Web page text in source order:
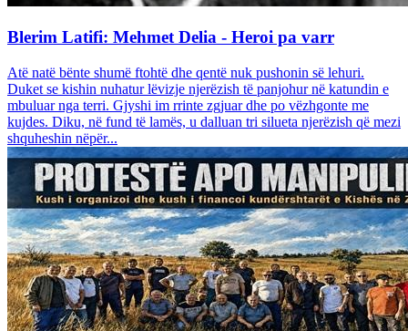
Blerim Latifi: Mehmet Delia - Heroi pa varr
Atë natë bënte shumë ftohtë dhe qentë nuk pushonin së lehuri.
Duket se kishin nuhatur lëvizje njerëzish të panjohur në katundin e
mbuluar nga terri. Gjyshi im rrinte zgjuar dhe po vëzhgonte me
kujdes. Diku, në fund të lamës, u dalluan tri silueta njerëzish që mezi
shquheshin nëpër...